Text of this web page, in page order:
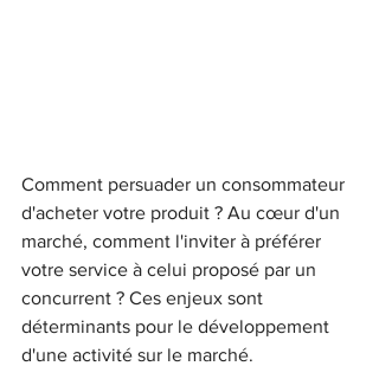
Comment persuader un consommateur
d'acheter votre produit ? Au cœur d'un
marché, comment l'inviter à préférer
votre service à celui proposé par un
concurrent ? Ces enjeux sont
déterminants pour le développement
d'une activité sur le marché.